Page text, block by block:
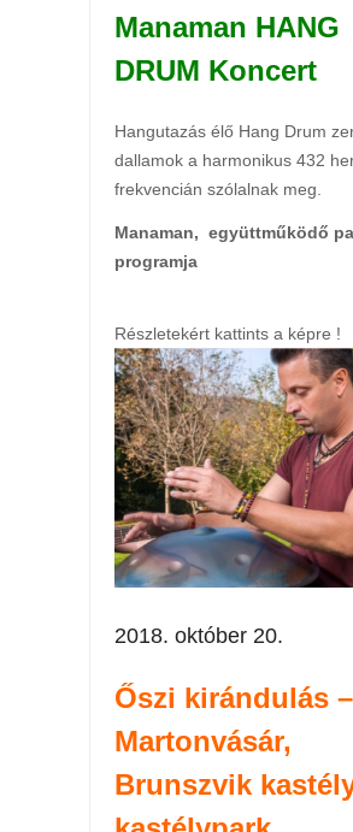
Manaman HANG
DRUM Koncert
Hangutazás élő Hang Drum
dallamok a harmonikus 432
frekvencián szólalnak meg.
Manaman, együttműködő
programja
Részletekért kattints a képre !
2018. október 20.
Őszi kirándulás –
Martonvásár,
Brunszvik